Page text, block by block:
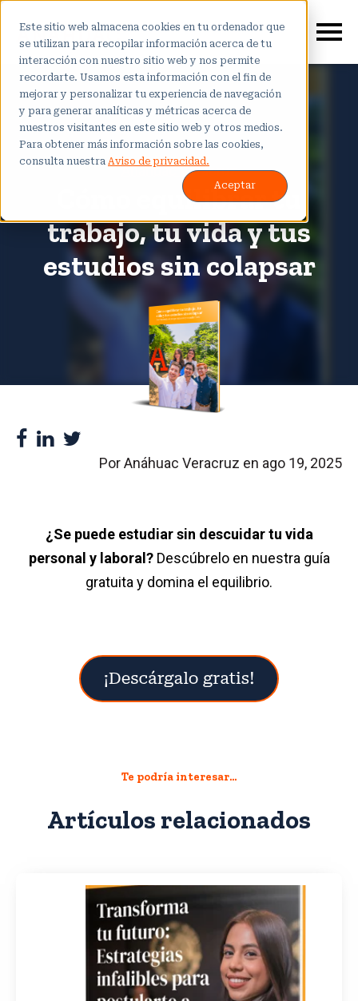
Este sitio web almacena cookies en tu ordenador que
se utilizan para recopilar información acerca de tu
interacción con nuestro sitio web y nos permite
recordarte. Usamos esta información con el fin de
mejorar y personalizar tu experiencia de navegación
y para generar analíticas y métricas acerca de
nuestros visitantes en este sitio web y otros medios.
Para obtener más información sobre las cookies,
consulta nuestra Aviso de privacidad.
Aceptar
Anáhuac Veracruz
Cómo equilibrar tu
trabajo, tu vida y tus
estudios sin colapsar
Por Anáhuac Veracruz en ago 19, 2025
¿Se puede estudiar sin descuidar tu vida
personal y laboral?Descúbrelo en nuestra guía
gratuita y domina el equilibrio.
Te podría interesar...
Artículos relacionados